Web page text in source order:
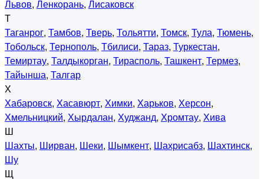
Львов, Ленкорань, Лисаковск
Т
Таганрог, Тамбов, Тверь, Тольятти, Томск, Тула, Тюмень,
Тобольск, Тернополь, Тбилиси, Тараз, Туркестан,
Темиртау, Талдыкорган, Тирасполь, Ташкент, Термез,
Тайынша, Талгар
Х
Хабаровск, Хасавюрт, Химки, Харьков, Херсон,
Хмельницкий, Хырдалан, Худжанд, Хромтау, Хива
Ш
Шахты, Ширван, Шеки, Шымкент, Шахрисабз, Шахтинск,
Шу
Щ